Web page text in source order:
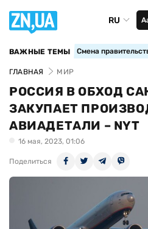
RU
ВАЖНЫЕ ТЕМЫ Смена
ГЛАВНАЯ МИР
РОССИЯ В ОБХОД
ЗАКУПАЕТ
АВИАДЕТАЛИ – NYT
16 мая, 2023, 01:06
Поделиться